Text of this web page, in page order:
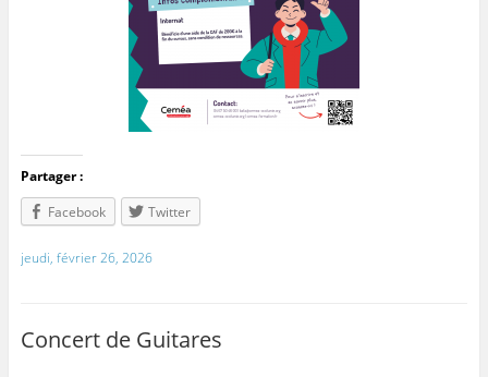
Partager :
Facebook
Twitter
jeudi, février 26, 2026
Concert de Guitares